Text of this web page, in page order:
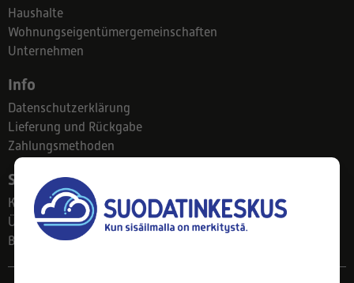
Haushalte
Wohnungseigentümergemeinschaften
Unternehmen
Info
Datenschutzerklärung
Lieferung und Rückgabe
Zahlungsmethoden
Suodatinkeskus
Kontakt
Über uns
Blog